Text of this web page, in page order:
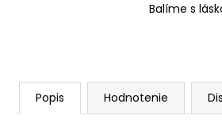
Balíme s
Popis Hodnotenie